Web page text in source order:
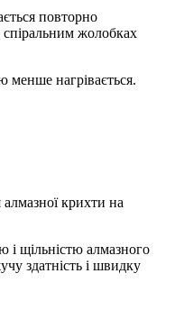
повторно
жолобках
менше нагрівається.
крихти на
і щільністю алмазного
здатність і швидку